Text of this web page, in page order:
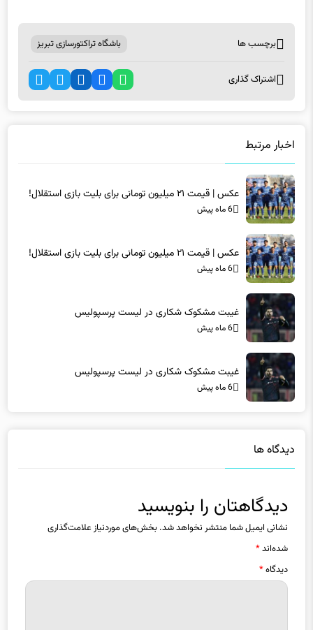
برچسب ها باشگاه تراکتورسازی تبریز
اشتراک گذاری
اخبار مرتبط
عکس | قیمت ۲۱ میلیون تومانی برای بلیت بازی استقلال!
6 ماه پیش
عکس | قیمت ۲۱ میلیون تومانی برای بلیت بازی استقلال!
6 ماه پیش
غیبت مشکوک شکاری در لیست پرسپولیس
6 ماه پیش
غیبت مشکوک شکاری در لیست پرسپولیس
6 ماه پیش
دیدگاه ها
دیدگاهتان را بنویسید
نشانی ایمیل شما منتشر نخواهد شد. بخش‌های موردنیاز علامت‌گذاری
شده‌اند*
دیدگاه*